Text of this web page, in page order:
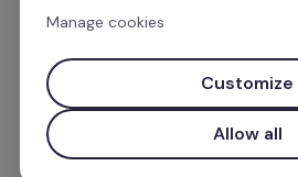
Día: 19 de mayo de 2025
Hora: 10:00 am, hora CDMX
Manage cookies
Customize
Allow all